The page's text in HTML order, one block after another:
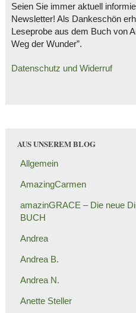
Seien Sie immer aktuell
Newsletter! Als Dankeschön
Leseprobe aus dem Buch von
Weg der Wunder”.
Datenschutz und Widerruf
AUS UNSEREM BLOG
Allgemein
AmazingCarmen
amazinGRACE – Die neue
BUCH
Andrea
Andrea B.
Andrea N.
Anette Steller